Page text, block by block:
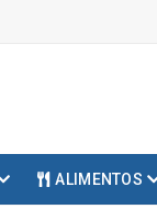
ALIMENTOS